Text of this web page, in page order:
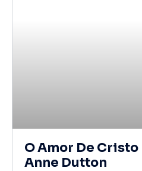
O Amor De Cristo
Anne Dutton